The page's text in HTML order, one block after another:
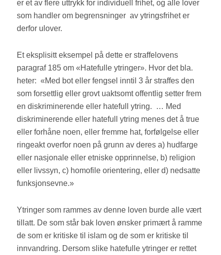
er et av flere uttrykk for individuell frihet, og alle lover
som handler om begrensninger av ytringsfrihet er
derfor ulover.
Et eksplisitt eksempel på dette er straffelovens
paragraf 185 om «Hatefulle ytringer». Hvor det bla.
heter: «Med bot eller fengsel inntil 3 år straffes den
som forsettlig eller grovt uaktsomt offentlig setter frem
en diskriminerende eller hatefull ytring.
… Med
diskriminerende eller hatefull ytring menes det å true
eller forhåne noen, eller fremme hat, forfølgelse eller
ringeakt overfor noen på grunn av deres a) hudfarge
eller nasjonale eller etniske opprinnelse, b) religion
eller livssyn, c) homofile orientering, eller d) nedsatte
funksjonsevne.»
Ytringer som rammes av denne loven burde alle vært
tillatt. De som står bak loven ønsker primært å ramme
de som er kritiske til islam og de som er kritiske til
innvandring. Dersom slike hatefulle ytringer er rettet